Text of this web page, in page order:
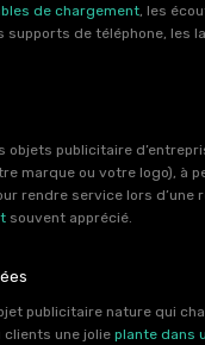
de chargement , les
supports de téléphone, les
objets publicitaire
marque ou votre logo), à
rendre service lors d’une
souvent apprécié.
publicitaire nature qui
une jolie plante dans